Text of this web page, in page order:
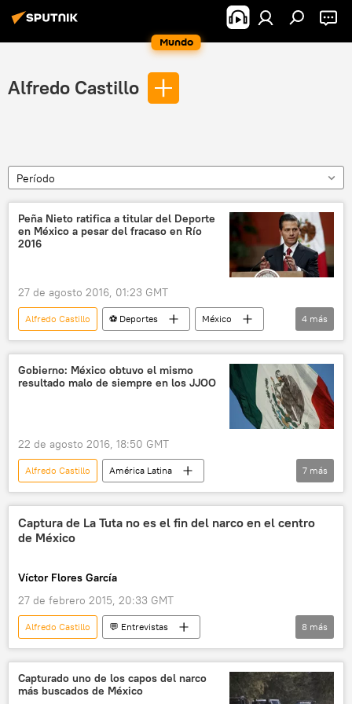
Mundo
Alfredo Castillo
Período
Peña Nieto ratifica a titular del Deporte
en México a pesar del fracaso en Río
2016
27 de agosto 2016, 01:23 GMT
Alfredo Castillo ⚽ Deportes
México
Enrique Peña Nieto
Conade
JJOO de Río de Janeiro de 2016
noticias
4 más
Gobierno: México obtuvo el mismo
resultado malo de siempre en los JJOO
22 de agosto 2016, 18:50 GMT
Alfredo Castillo
América Latina
Internacional
⚽ Deportes
Juegos Olímpicos y Paralímpicos de Río de Janeiro 2016
México
7 más
Captura de La Tuta no es el fin del narco en el centro
de México
Víctor Flores García
27 de febrero 2015, 20:33 GMT
Alfredo Castillo
💬 Entrevistas
💬 Opinión y Análisis
México
EEUU
Joaquín el 'Chapo' Guzmán
Servando Gómez
José Reveles
Ismael 'Mayo' Zambada
8 más
Capturado uno de los capos del narco
más buscados de México